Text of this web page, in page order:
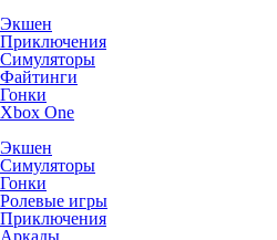
Экшен
Приключения
Симуляторы
Файтинги
Гонки
Xbox One
Экшен
Симуляторы
Гонки
Ролевые игры
Приключения
Аркады